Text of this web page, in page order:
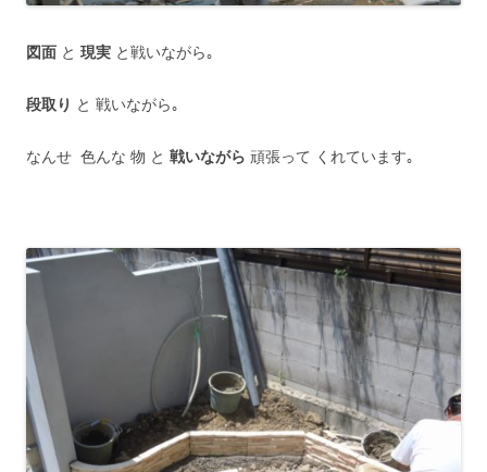
図面 と 現実 と戦いながら｡
段取り と 戦いながら｡
なんせ 色んな 物 と 戦いながら 頑張って くれています｡